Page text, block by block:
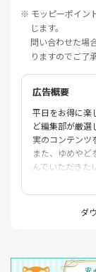
※ モッピーポイン
じます。
問い合わせた場
りますのでご了
広告概要
平日をお得に楽
ど編集部が厳選
実のコンテンツ
また、ゆめやど
んでいただきた
などを多数ご
ダ